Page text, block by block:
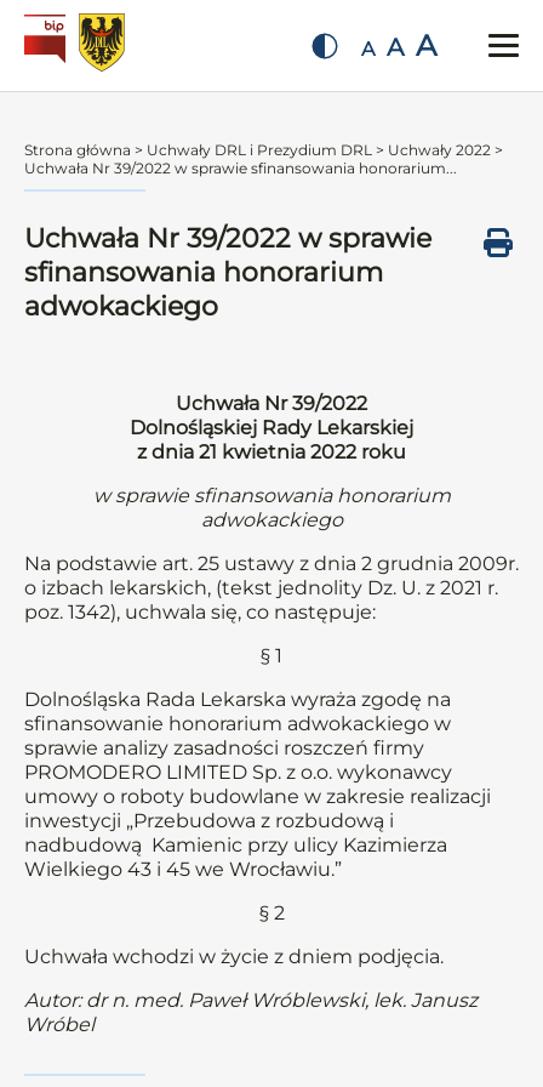
A A A
Strona główna > Uchwały DRL i Prezydium DRL > Uchwały 2022 >
Uchwała Nr 39/2022 w sprawie sfinansowania honorarium...
Uchwała Nr 39/2022 w sprawie
sfinansowania honorarium
adwokackiego
Uchwała Nr 39/2022
Dolnośląskiej Rady Lekarskiej
z dnia 21 kwietnia 2022 roku
w sprawie sfinansowania honorarium
adwokackiego
Na podstawie art. 25 ustawy z dnia 2 grudnia 2009r.
o izbach lekarskich, (tekst jednolity Dz. U. z 2021 r.
poz. 1342), uchwala się, co następuje:
§ 1
Dolnośląska Rada Lekarska wyraża zgodę na
sfinansowanie honorarium adwokackiego w
sprawie analizy zasadności roszczeń firmy
PROMODERO LIMITED Sp. z o.o. wykonawcy
umowy o roboty budowlane w zakresie realizacji
inwestycji „Przebudowa z rozbudową i
nadbudową Kamienic przy ulicy Kazimierza
Wielkiego 43 i 45 we Wrocławiu.”
§ 2
Uchwała wchodzi w życie z dniem podjęcia.
Autor: dr n. med. Paweł Wróblewski, lek. Janusz
Wróbel